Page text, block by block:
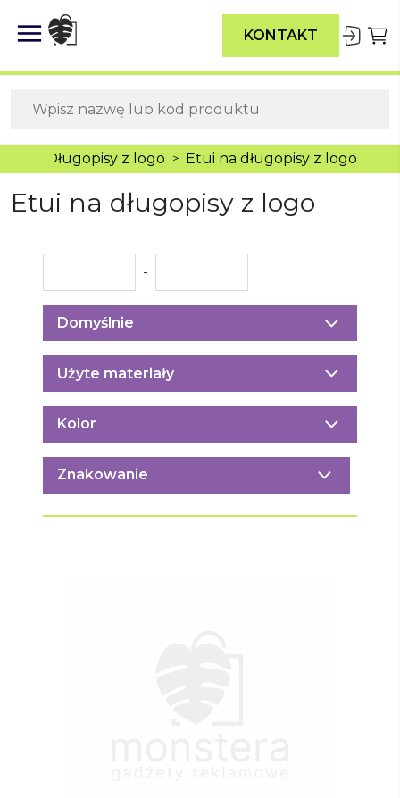
KONTAKT
Długopisy z logo > Etui na długopisy z logo
Etui na długopisy z logo
-
Domyślnie
Użyte materiały
Kolor
Znakowanie